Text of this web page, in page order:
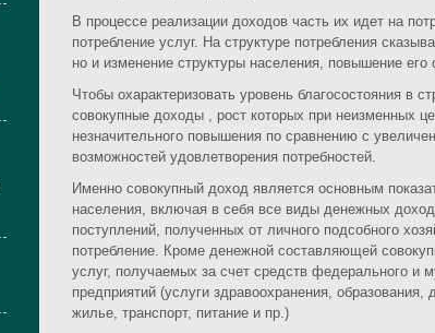
В процессе реализации доходов часть их идет на
потребление услуг. На структуре потребления
но и изменение структуры населения, повышение его
Чтобы охарактеризовать уровень благосостояния в
совокупные доходы , рост которых при неизменных
незначительного повышения по сравнению с
возможностей удовлетворения потребностей.
Именно совокупный доход является основным
населения, включая в себя все виды денежных
поступлений, полученных от личного подсобного
потребление. Кроме денежной составляющей
услуг, получаемых за счет средств федерального и
предприятий (услуги здравоохранения,
жилье, транспорт, питание и пр.)